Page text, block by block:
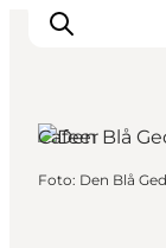
Cafeer
Foto: Den Blå Ged